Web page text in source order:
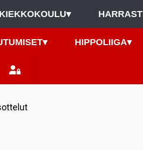
KIEKKOKOULU▾
▾ HIPPOLIIGA▾